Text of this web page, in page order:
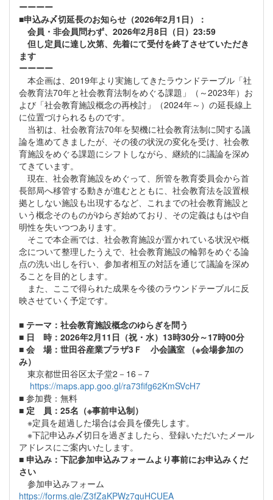
ーーーー
■申込み〆切延長のお知らせ（2026年2月1日）：
会員・非会員問わず、2026年2月8日（日）23:59
但し定員に達し次第、先着にて受付を終了させていただき
ます
ーーーー
本企画は、2019年より実施してきたラウンドテーブル「社
会教育法70年と社会教育法制をめぐる課題」（～2023年）お
よび「社会教育施設概念の再検討」（2024年～）の延長線上
に位置づけられるものです。
当初は、社会教育法70年を契機に社会教育法制に関する議
論を進めてきましたが、その後の状況の変化を受け、社会教
育施設をめぐる課題にシフトしながら、継続的に議論を深め
てきています。
現在、社会教育施設をめぐって、所管を教育委員会から首
長部局へ移管する動きが進むとともに、社会教育法を設置根
拠としない施設も出現するなど、これまでの社会教育施設と
いう概念そのものがゆらぎ始めており、その定義はもはや自
明性を失いつつあります。
そこで本企画では、社会教育施設が置かれている状況や概
念について整理したうえで、社会教育施設の輪郭をめぐる論
点の洗い出しを行い、参加者相互の対話を通じて議論を深め
ることを目的とします。
また、ここで得られた成果を今後のラウンドテーブルに反
映させていく予定です。
■ テーマ：社会教育施設概念のゆらぎを問う
■ 日 時：2026年2月11日（祝・水）13時30分～17時00分
■ 会 場：世田谷産業プラザ3Ｆ 小会議室
（※会場参加の
み）
東京都世田谷区太子堂2－16－7
https://maps.app.goo.gl/ra73fifg62KmSVcH7
■ 参加費：無料
■ 定 員：25名（※事前申込制）
※定員を超過した場合は会員を優先します。
※下記申込み〆切日を過ぎましたら、登録いただいたメール
アドレスにご案内いたします。
■ 申込み：下記参加申込みフォームより事前にお申込みくだ
さい
参加申込みフォーム
https://forms.gle/Z3fZaKPWz7quHCUEA